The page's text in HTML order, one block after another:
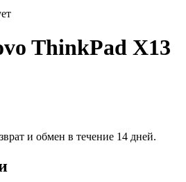
ThinkPad X13
и обмен в течение 14 дней.